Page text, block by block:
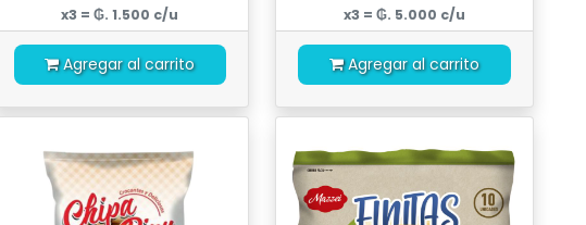
x3 = ₲. 1.500 c/u
Agregar al carrito
x3 = ₲. 5.000 c/u
Agregar al carrito